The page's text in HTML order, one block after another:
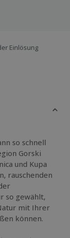
Einlösung
so schnell
Gorski
und Kupa
rauschenden
so gewählt,
mit Ihrer
können.